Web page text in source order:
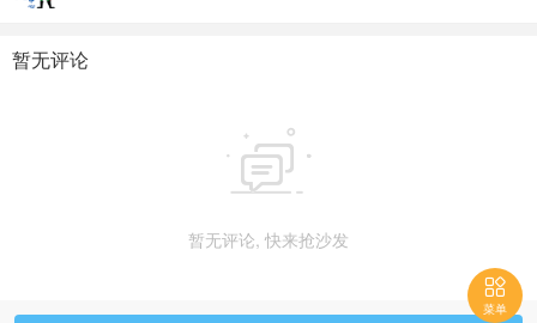
暂无评论

暂无评论, 快来抢沙发

菜单